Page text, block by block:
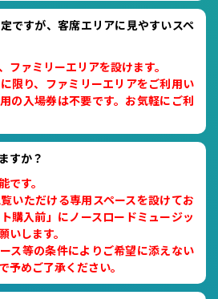
ですが、客席エリアに見やすいスペ
ファミリーエリアを設けます。
限り、ファミリーエリアをご利用い
の入場券は不要です。お気軽にご利
すか？
です。
いただける専用スペースを設けてお
購入前」にノースロードミュージッ
いします。
ス等の条件によりご希望に添えない
予めご了承ください。